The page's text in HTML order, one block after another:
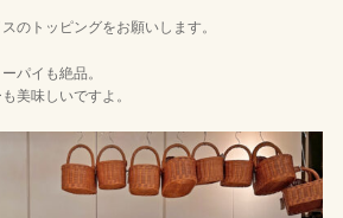
のトッピングをお願いします。
パイも絶品。
美味しいですよ。